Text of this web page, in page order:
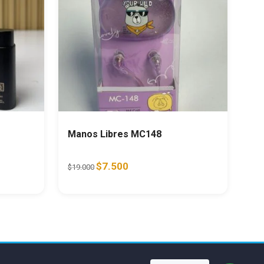
Manos Libres MC148
$19.000 Original price was: $19.000.
$7.500